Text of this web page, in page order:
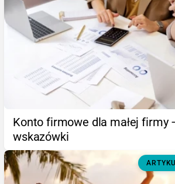
Konto firmowe dla małej firmy
wskazówki